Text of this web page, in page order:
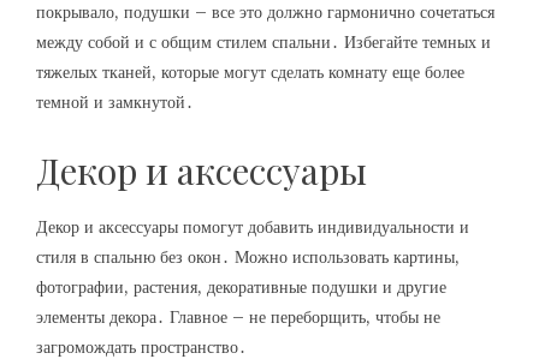
покрывало, подушки – все это должно гармонично сочетаться
между собой и с общим стилем спальни․ Избегайте темных и
тяжелых тканей, которые могут сделать комнату еще более
темной и замкнутой․
Декор и аксессуары
Декор и аксессуары помогут добавить индивидуальности и
стиля в спальню без окон․ Можно использовать картины,
фотографии, растения, декоративные подушки и другие
элементы декора․ Главное – не переборщить, чтобы не
загромождать пространство․